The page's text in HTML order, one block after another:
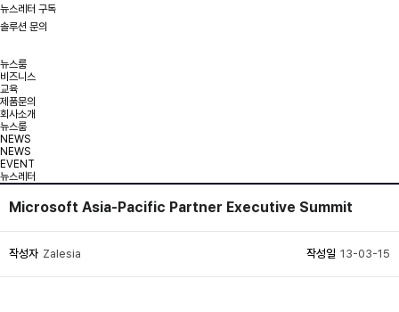
뉴스레터 구독
솔루션 문의
뉴스룸
비즈니스
교육
제품문의
회사소개
뉴스룸
NEWS
NEWS
EVENT
뉴스레터
Microsoft Asia-Pacific Partner Executive Summit
작성자 Zalesia 작성일 13-03-15